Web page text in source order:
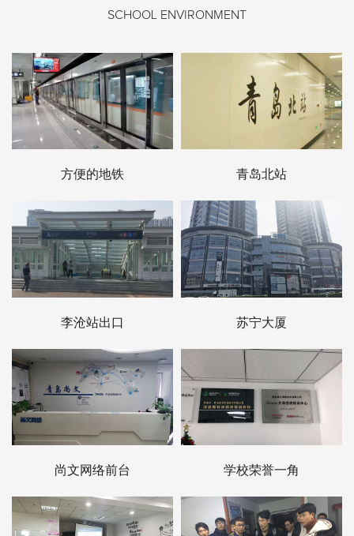
SCHOOL ENVIRONMENT
方便的地铁 青岛北站
李沧站出口 苏宁大厦
尚文网络前台 学校荣誉一角